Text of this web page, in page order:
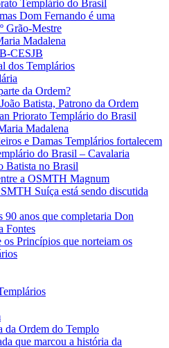
Templário do Brasil
Dom Fernando é uma
Grão-Mestre
Madalena
CESJB
dos Templários
da Ordem?
Batista, Patrono da Ordem
Priorato Templário do Brasil
Madalena
e Damas Templários fortalecem
do Brasil – Cavalaria
Batista no Brasil
a OSMTH Magnum
Suíça está sendo discutida
90 anos que completaria Don
Fontes
os Princípios que norteiam os
da Ordem do Templo
que marcou a história da